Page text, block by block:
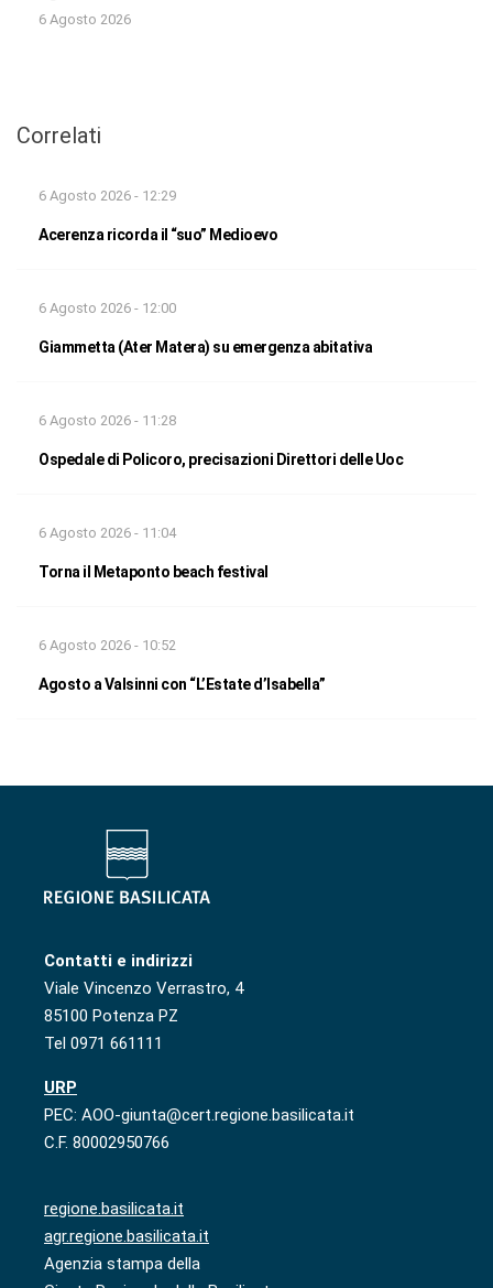
6 Agosto 2026
Correlati
6 Agosto 2026 - 12:29
Acerenza ricorda il “suo” Medioevo
6 Agosto 2026 - 12:00
Giammetta (Ater Matera) su emergenza abitativa
6 Agosto 2026 - 11:28
Ospedale di Policoro, precisazioni Direttori delle Uoc
6 Agosto 2026 - 11:04
Torna il Metaponto beach festival
6 Agosto 2026 - 10:52
Agosto a Valsinni con “L’Estate d’Isabella”
Contatti e indirizzi
Viale Vincenzo Verrastro, 4
85100 Potenza PZ
Tel 0971 661111
URP
PEC: AOO-giunta@cert.regione.basilicata.it
C.F. 80002950766
regione.basilicata.it
agr.regione.basilicata.it
Agenzia stampa della